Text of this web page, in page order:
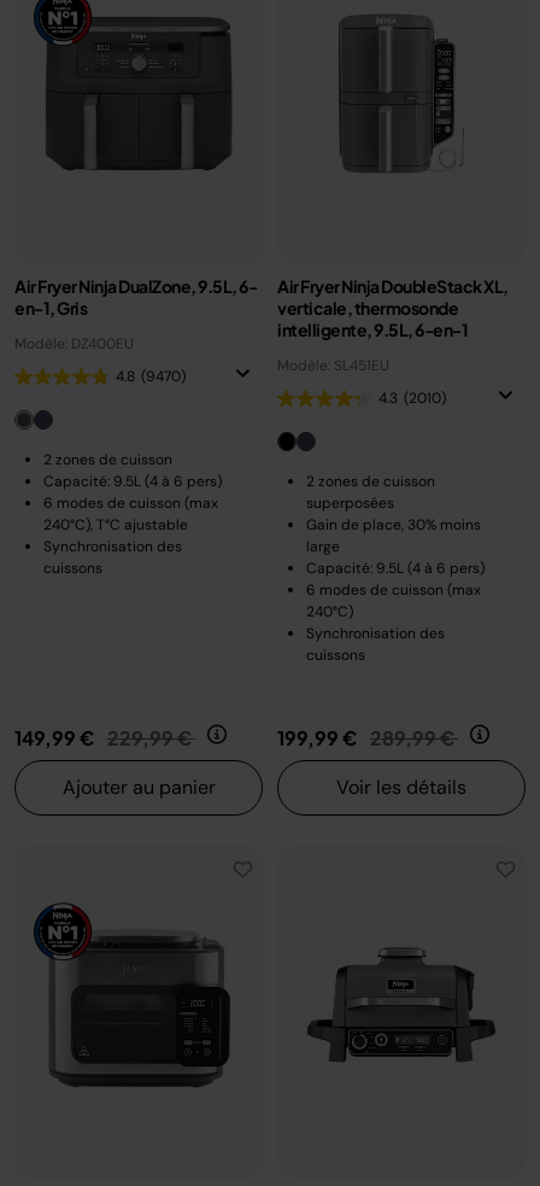
Air Fryer Ninja DualZone, 9.5L, 6-
en-1, Gris
Modèle: DZ400EU
4.8 (9470)
2 zones de cuisson
Capacité: 9.5L (4 à 6 pers)
6 modes de cuisson (max
240°C), T°C ajustable
Synchronisation des
cuissons
149,99 € Prix réduit de
229,99 € au
Ajouter au panier
Air Fryer Ninja DoubleStack XL,
verticale, thermosonde
intelligente, 9.5L, 6-en-1
Modèle: SL451EU
4.3 (2010)
2 zones de cuisson
superposées
Gain de place, 30% moins
large
Capacité: 9.5L (4 à 6 pers)
6 modes de cuisson (max
240°C)
Synchronisation des
cuissons
199,99 € Prix réduit de
289,99 € au
Voir les détails